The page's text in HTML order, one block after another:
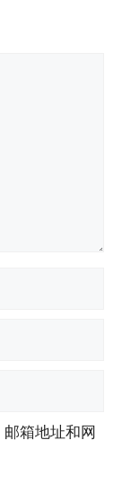
箱地址和网